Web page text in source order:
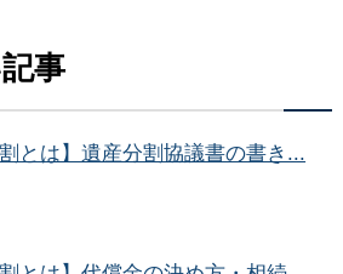
事
割とは】遺産分割協議書の書き...